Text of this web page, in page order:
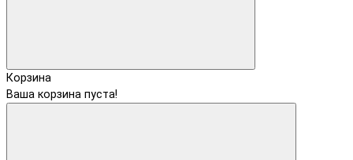
Корзина
Ваша корзина пуста!